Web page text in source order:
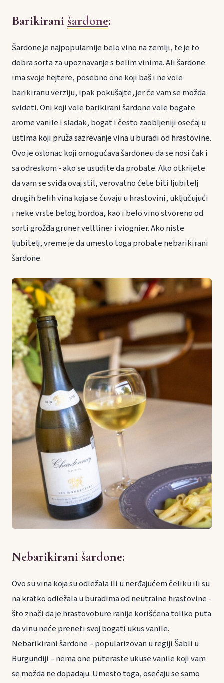
Barikirani šardone:
Šardone je najpopularnije belo vino na zemlji, te je to
dobra sorta za upoznavanje s belim vinima. Ali šardone
ima svoje hejtere, posebno one koji baš i ne vole
barikiranu verziju, ipak pokušajte, jer će vam se možda
svideti. Oni koji vole barikirani šardone vole bogate
arome vanile i sladak, bogat i često zaobljeniji osećaj u
ustima koji pruža sazrevanje vina u buradi od hrastovine.
Ovo je oslonac koji omogućava šardoneu da se nosi čak i
sa odreskom - ako se usudite da probate. Ako otkrijete
da vam se sviđa ovaj stil, verovatno ćete biti ljubitelj
drugih belih vina koja se čuvaju u hrastovini, uključujući
i neke vrste belog bordoa, kao i belo vino stvoreno od
sorti grožđa gruner veltliner i viognier. Ako niste
ljubitelj, vreme je da umesto toga probate nebarikirani
šardone.
Nebarikirani šardone:
Ovo su vina koja su odležala ili u nerđajućem čeliku ili su
na kratko odležala u buradima od neutralne hrastovine -
što znači da je hrastovobure ranije korišćena toliko puta
da vinu neće preneti svoj bogati ukus vanile.
Nebarikirani šardone – popularizovan u regiji Šabli u
Burgundiji – nema one puteraste ukuse vanile koji vam
se možda ne dopadaju. Umesto toga, osećaju se samo